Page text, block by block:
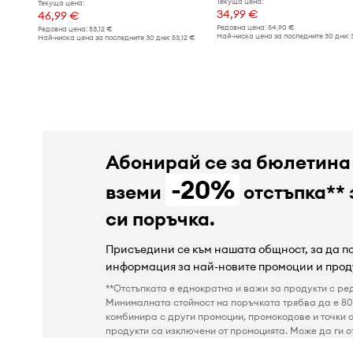
Текуща цена:
46,99 €
Редовна цена: 53,12 €
Най-ниска цена за последните 30 дни: 53,12 €
34,99 €
Редовна цена:54,90 €
Най-ниска цена за последните 30 дни:
Абонирай се за
вземи -20% отстъпка**
си поръчка.
Присъедини се към нашата общност, за да
информация за най-новите промоции и
**Отстъпката е еднократна и важи за продукти с
Минималната стойност на поръчката трябва да е
комбинира с други промоции, промокодове и точки
продукти са изключени от промоцията. Може да ги